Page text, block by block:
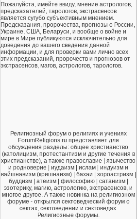
Пожалуйста, имейте ввиду, мнение астрологов,
предсказателей, тарологов, экстрасенсов
является сугубо субъективным мнением.
Предсказания, пророчества, прогнозы о России,
Украине, США, Беларуси, и вообще о войне и
мире в Мире публикуются исключительно для
доведения до вашего сведения данной
информации, и для проверки вами лично всех
этих предсказаний, пророчеств и прогнозов от
экстрасенсов, магов, астрологов, тарологов.
Религиозный форум о религиях и учениях
ForumReligions.ru представляет для
обсуждения разделы: общее христианство
(католицизм, протестантизм и другие течения в
христианстве), а также православие | язычество
и родноверие | иудаизм | ислам | индуизм и
вайшнавизм (кришнаизм) | бахаи | зороастризм |
буддизм | атеизм | философию | сатанизм |
эзотерику, магию, астрологию, экстрасенсов, и
многое другое. А также новинка на религиозном
форуме - открылся сектоведческий форум о
сектах, сектоведении и сектоведах.
Религиозные форумы.